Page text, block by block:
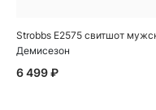
Strobbs E2575 свитшот
Демисезон
6 499 ₽